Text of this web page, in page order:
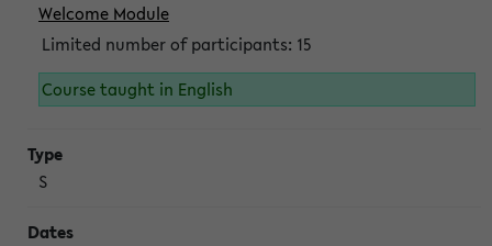
Welcome Module
Limited number of participants: 15
Course taught in English
S